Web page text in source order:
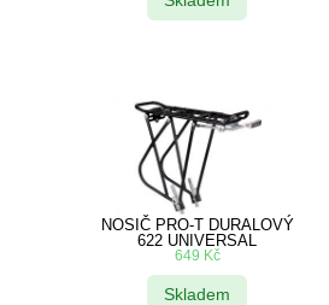
NOSIČ PRO-T DURALOVÝ
622 UNIVERSAL
649 Kč
Skladem